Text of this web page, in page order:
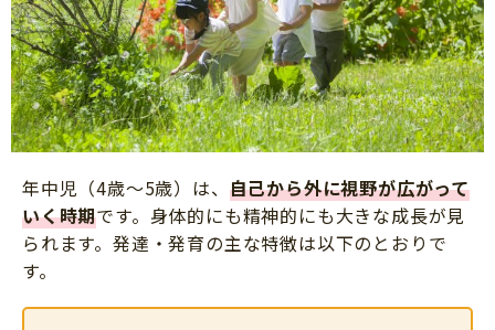
年中児（4歳～5歳）は、 自己から外に視野が広がって
いく時期です。身体的にも精神的にも大きな成長が見
られます。発達・発育の主な特徴は以下のとおりで
す。